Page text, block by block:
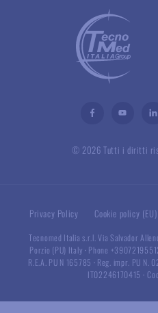
© 2026 Tutti i diritti
Privacy Policy Cookie policy (EU)
Tecnomed Italia s.r.l. Via Salvador
Porzio (PU) Italy · Phone
R.E.A. PU N 165785 · Reg. impr. PU N.
IT02246170415 ·